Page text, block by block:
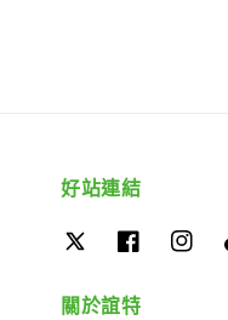
好站連結
關於誼特